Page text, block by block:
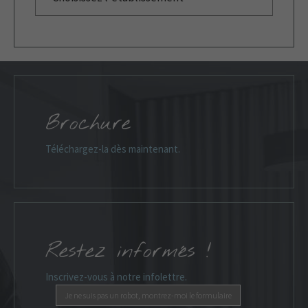
Brochure
Téléchargez-la dès maintenant.
Restez informés !
Inscrivez-vous à notre infolettre.
Je ne suis pas un robot, montrez-moi le formulaire